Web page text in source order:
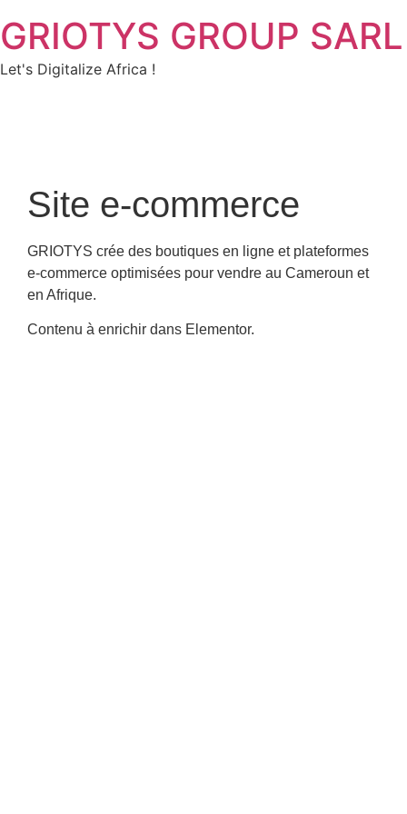
GRIOTYS GROUP SARL
Let's Digitalize Africa !
Site e-commerce
GRIOTYS crée des boutiques en ligne et plateformes
e-commerce optimisées pour vendre au Cameroun et
en Afrique.
Contenu à enrichir dans Elementor.